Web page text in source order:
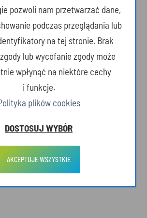
Dzika przyroda
pozwoli nam przetwarzać dane,
podczas przeglądania lub
na tej stronie. Brak
lub wycofanie zgody może
wpłynąć na niektóre cechy
i funkcje.
plików cookies
DOSTOSUJ WYBÓR
AKCEPTUJE WSZYSTKIE